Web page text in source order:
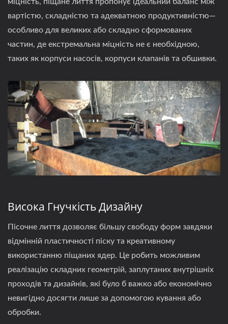
вартістю, складністю та адекватною продуктивністю—
особливо для великих або складно сформованих
частин, де екстремальна міцність не є необхідною,
таких як корпуси насосів, корпуси клапанів та обшивки.
Висока Гнучкість Дизайну
Пісочне лиття дозволяє більшу свободу форм завдяки
відмінній пластичності піску та креативному
використанню піщаних ядер. Це робить можливим
реалізацію складних геометрій, заплутаних внутрішніх
проходів та дизайнів, які було б важко або економічно
невигідно досягти лише за допомогою кування або
обробки.